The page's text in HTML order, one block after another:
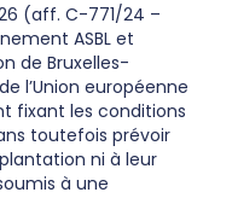
(aff. C-771/24 –
ASBL et
de Bruxelles-
l’Union européenne
fixant les conditions
toutefois prévoir
ni à leur
à une